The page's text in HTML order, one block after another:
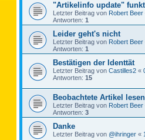
"Artikelinfo update"
Letzter Beitrag von Robert Beer
Antworten: 1
Leider geht's nicht
Letzter Beitrag von Robert Beer
Antworten: 1
Bestätigen der Identtät
Letzter Beitrag von Castilles2 «
Antworten: 15
Beobachtete Artikel
Letzter Beitrag von Robert Beer
Antworten: 3
Danke
Letzter Beitrag von @ihringer «